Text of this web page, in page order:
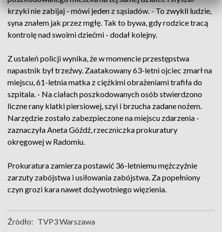
krzyki nie zabijaj - mówi jeden z sąsiadów. - To zwykli ludzie,
syna znałem jak przez mgłę. Tak to bywa, gdy rodzice tracą
kontrolę nad swoimi dziećmi - dodał kolejny.
Z ustaleń policji wynika, że w momencie przestępstwa
napastnik był trzeźwy. Zaatakowany 63-letni ojciec zmarł na
miejscu, 61-letnia matka z ciężkimi obrażeniami trafiła do
szpitala. - Na ciałach poszkodowanych osób stwierdzono
liczne rany klatki piersiowej, szyi i brzucha zadane nożem.
Narzędzie zostało zabezpieczone na miejscu zdarzenia -
zaznaczyła Aneta Góźdź, rzeczniczka prokuratury
okręgowej w Radomiu.
Prokuratura zamierza postawić 36-letniemu mężczyźnie
zarzuty zabójstwa i usiłowania zabójstwa. Za popełniony
czyn grozi kara nawet dożywotniego więzienia.
Źródło: TVP3 Warszawa